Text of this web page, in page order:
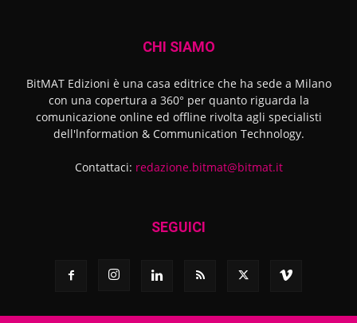
CHI SIAMO
BitMAT Edizioni è una casa editrice che ha sede a Milano
con una copertura a 360° per quanto riguarda la
comunicazione online ed offline rivolta agli specialisti
dell'lnformation & Communication Technology.
Contattaci: redazione.bitmat@bitmat.it
SEGUICI